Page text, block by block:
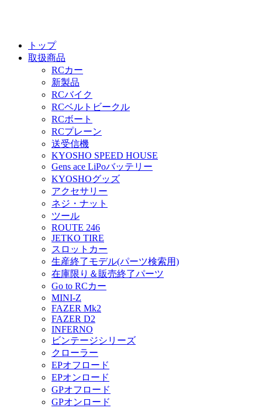
トップ
取扱商品
RCカー
新製品
RCバイク
RCベルトビークル
RCボート
RCプレーン
送受信機
KYOSHO SPEED HOUSE
Gens ace LiPoバッテリー
KYOSHOグッズ
アクセサリー
ネジ・ナット
ツール
ROUTE 246
JETKO TIRE
スロットカー
生産終了モデル(パーツ検索用)
在庫限り＆販売終了パーツ
Go to RCカー
MINI-Z
FAZER Mk2
FAZER D2
INFERNO
ビンテージシリーズ
クローラー
EPオフロード
EPオンロード
GPオフロード
GPオンロード